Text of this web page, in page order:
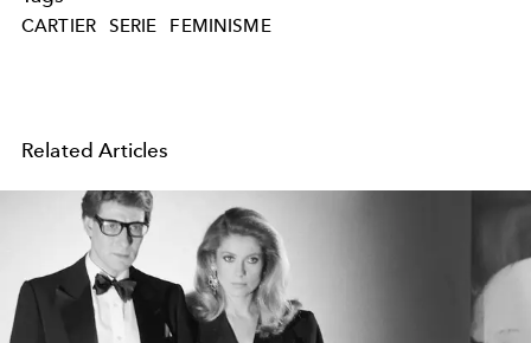
CARTIER SERIE FEMINISME
Related Articles